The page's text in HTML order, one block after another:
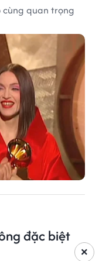
quan trọng
đặc biệt
×